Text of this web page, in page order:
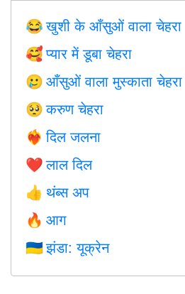
😂 खुशी के आँसुओं वाला चेहरा
🥰 प्यार में डूबा चेहरा
🥲 आँसुओं वाला मुस्काता चेहरा
🥺 करुण चेहरा
❤️‍🔥 दिल जलना
❤️ लाल दिल
👍 थंब्स अप
🔥 आग
🇺🇦 झंडा: यूक्रेन